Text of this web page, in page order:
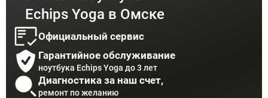
Echips Yoga в Омске
Официальный сервис
Гарантийное обслуживание
ноутбука Echips Yoga до 3 лет
Диагностика за наш счет,
ремонт по желанию